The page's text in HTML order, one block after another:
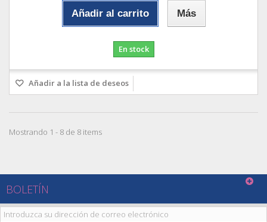
Añadir al carrito Más
En stock
Añadir a la lista de deseos
Mostrando 1 - 8 de 8 items
BOLETÍN